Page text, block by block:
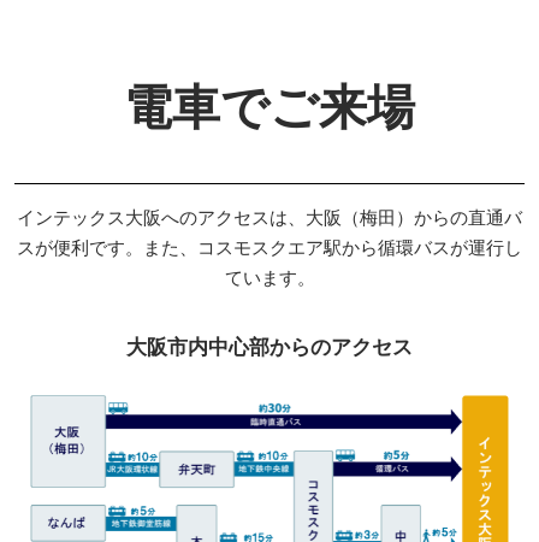
電車でご来場
インテックス大阪へのアクセスは、 大阪（梅田）からの直通バ
スが便利です。また、 コスモスクエア駅から循環バスが運行し
ています。
大阪市内中心部からのアクセス